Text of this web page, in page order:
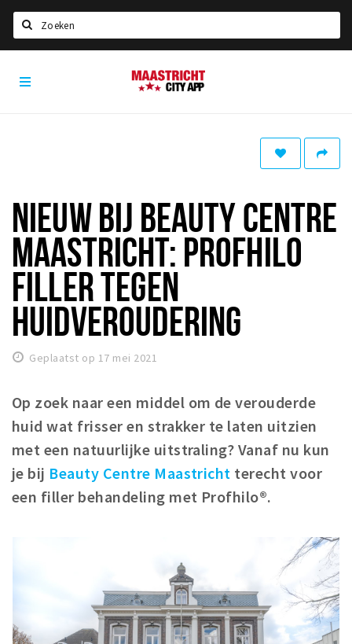
Home
Eten
Drinken
Slapen
Recreatief
Winkels
Parkeren
Musea, theaters & podia
Uitjes & activiteiten
Andere City Apps
Maastricht
City
NIEUW BIJ BEAUTY CENTRE
MAASTRICHT: PROFHILO
FILLER TEGEN
HUIDVEROUDERING
Geplaatst op 17 mei 2021
Op zoek naar een middel om de verouderde
huid wat frisser en strakker te laten uitzien
met een natuurlijke uitstraling? Vanaf nu kun
je bij Beauty Centre Maastricht terecht voor
een filler behandeling met Profhilo®.